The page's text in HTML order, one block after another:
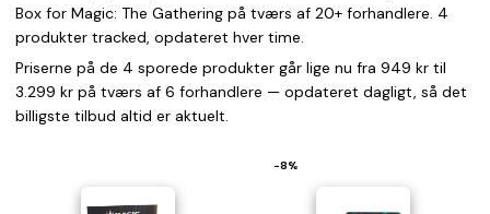
Box for Magic: The Gathering på tværs af 20+ forhandlere. 4
produkter tracked, opdateret hver time.
Priserne på de 4 sporede produkter går lige nu fra 949 kr til
3.299 kr på tværs af 6 forhandlere — opdateret dagligt, så det
billigste tilbud altid er aktuelt.
−8%